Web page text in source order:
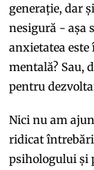
generație, dar
nesigură - așa
anxietatea
mentală? Sau,
pentru
Nici nu am
ridicat
psihologului și